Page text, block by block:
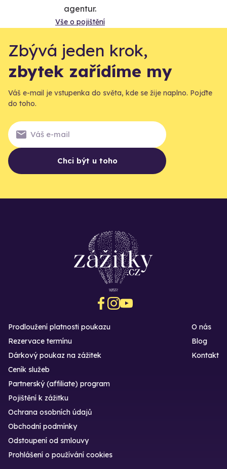
agentur.
Vše o pojištění
Zbývá jeden krok,
zbytek zařídíme my
Váš e-mail je vstupenka do světa, kde se žije naplno. Pojďte
do toho.
Chci být u toho
Prodloužení platnosti poukazu
Rezervace termínu
Dárkový poukaz na zážitek
O nás
Blog
Kontakt
Ceník služeb
Partnerský (affiliate) program
Pojištění k zážitku
Ochrana osobních údajů
Obchodní podmínky
Odstoupení od smlouvy
Prohlášení o používání cookies